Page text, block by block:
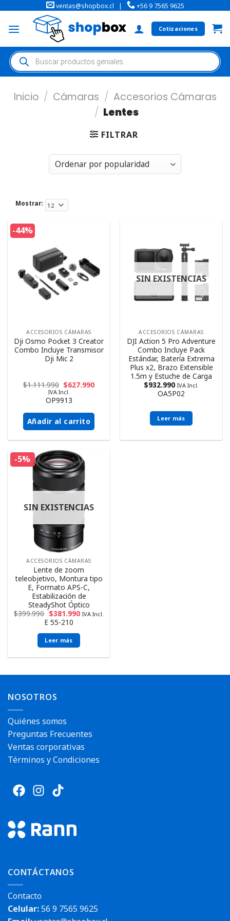
ventas@shopbox.cl | +56 9 7565 9625
Cotizaciones
Inicio / Cámaras / Accesorios Cámaras
/ Lentes
FILTRAR
Mostrar:
-44%
ACCESORIOS CÁMARAS
Dji Osmo Pocket 3 Creator
Combo Incluye Transmisor
Dji Mic 2
$1.111.990 $627.990
IVA Incl.
OP9913
Añadir al carrito
SIN EXISTENCIAS
ACCESORIOS CÁMARAS
DJI Action 5 Pro Adventure
Combo Incluye Pack
Estándar, Batería Extrema
Plus x2, Brazo Extensible
1.5m y Estuche de Carga
$932.990 IVA Incl.
OA5P02
Leer más
-5%
SIN EXISTENCIAS
ACCESORIOS CÁMARAS
Lente de zoom
teleobjetivo, Montura tipo
E, Formato APS-C,
Estabilización de
SteadyShot Óptico
$399.990 $381.990 IVA Incl.
E 55-210
Leer más
NOSOTROS
Quiénes somos
Preguntas Frecuentes
Ventas corporativas
Términos y Condiciones
CONTÁCTANOS
Contacto
Celular:56 9 7565 9625